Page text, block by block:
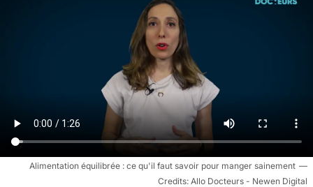
Alimentation équilibrée : ce qu'il faut savoir pour manger sainement
Allo Docteurs - Newen Digital